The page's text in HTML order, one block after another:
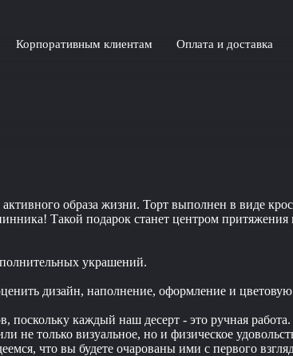
Корпоративным клиентам Оплата и доставка
образа жизни. Торт выполнен в виде
Такой подарок станет центром
украшений.
дизайн, наполнение, оформление и
каждый наш десерт - это ручная
не только визуальное, но и физическое
что вы будете очарованы ими с первого